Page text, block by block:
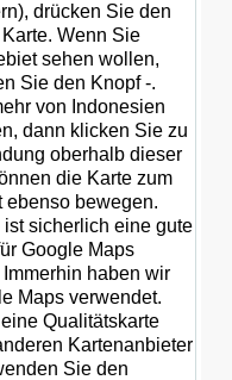
drücken Sie den
Wenn Sie
sehen wollen,
Sie den Knopf -.
von Indonesien
dann klicken Sie zu
oberhalb dieser
die Karte zum
ebenso bewegen.
ist sicherlich eine gute
Google Maps
Immerhin haben wir
Maps verwendet.
Qualitätskarte
Kartenanbieter
Sie den